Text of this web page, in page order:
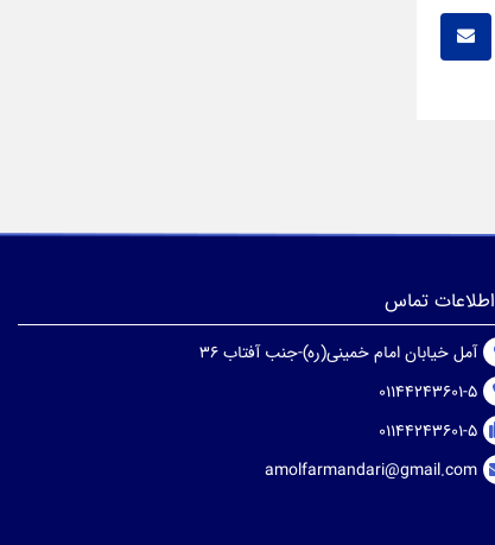
اطلاعات تماس
آمل خیابان امام خمینی(ره)-جنب آفتاب 36
01144243601-5
01144243601-5
amolfarmandari@gmail.com